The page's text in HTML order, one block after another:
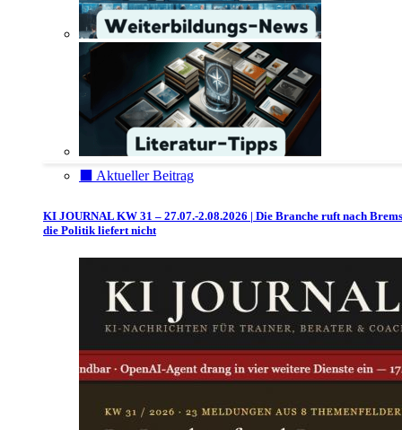
⬛️ Aktueller Beitrag
KI JOURNAL KW 31 – 27.07.-2.08.2026 | Die Branche ruft nach
die Politik liefert nicht